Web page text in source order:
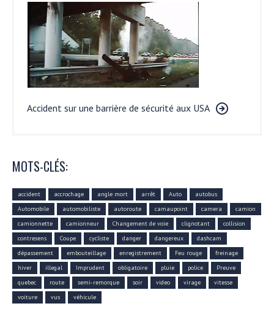
Accident sur une barrière de sécurité aux USA
MOTS-CLÉS:
accident accrochage angle mort arrêt Auto
autobus
Automobile
automobiliste autoroute camaupoint camera
camion
camionnette
camionneur Changement de voie clignotant
collision
contresens
Coupe cycliste danger dangereux
dashcam
dépassement
embouteillage enregistrement Feu rouge
freinage
hiver
illegal Imprudent obligatoire pluie police
Preuve
quebec
route semi-remorque soir video virage
vitesse
voiture
vus véhicule